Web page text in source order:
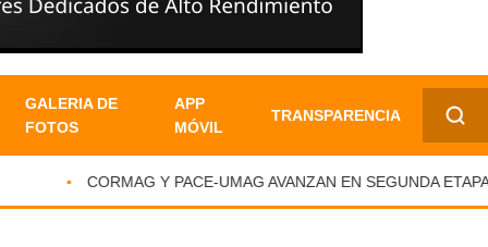
GALERIA DE
FOTOS
APP
MÓVIL
TRANSPARENCIA
✕
CORMAG Y PACE-UMAG AVANZAN EN SEGUNDA ETAPA